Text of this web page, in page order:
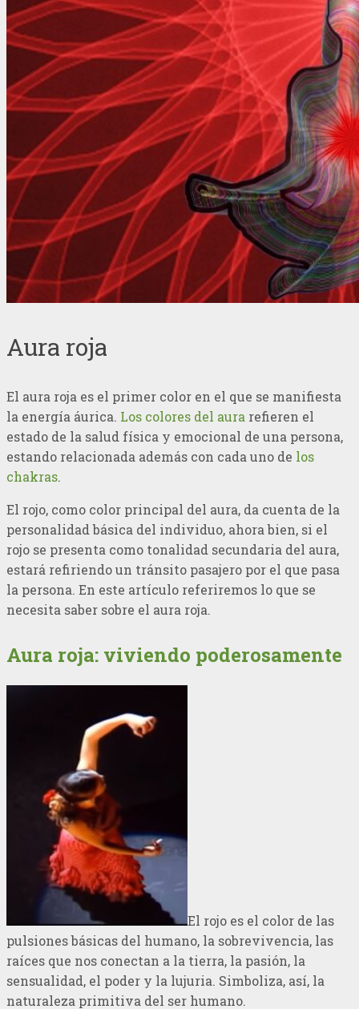
Aura roja
El aura roja es el primer color en el que se manifiesta
la energía áurica. Los colores del aura refieren el
estado de la salud física y emocional de una persona,
estando relacionada además con cada uno de los
chakras.
El rojo, como color principal del aura, da cuenta de la
personalidad básica del individuo, ahora bien, si el
rojo se presenta como tonalidad secundaria del aura,
estará refiriendo un tránsito pasajero por el que pasa
la persona. En este artículo referiremos lo que se
necesita saber sobre el aura roja.
Aura roja: viviendo poderosamente
El rojo es el color de las
pulsiones básicas del humano, la sobrevivencia, las
raíces que nos conectan a la tierra, la pasión, la
sensualidad, el poder y la lujuria. Simboliza, así, la
naturaleza primitiva del ser humano.